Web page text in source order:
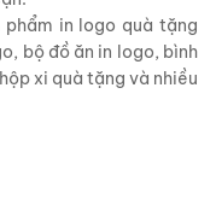
những
thành phần khác
in logo quà tặng
bộ đồ ăn in logo, bình
xi quà tặng và nhiều